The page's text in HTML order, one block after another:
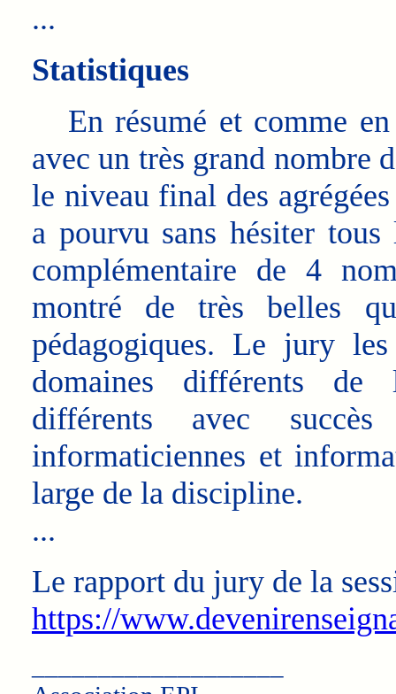
...
Statistiques
En résumé et comme
avec un très grand nombre
le niveau final des
a pourvu sans hésiter
complémentaire de 4
montré de très belles
pédagogiques. Le jury
domaines différents de
différents avec
informaticiennes et
large de la discipline.
...
Le rapport du jury de la
https://